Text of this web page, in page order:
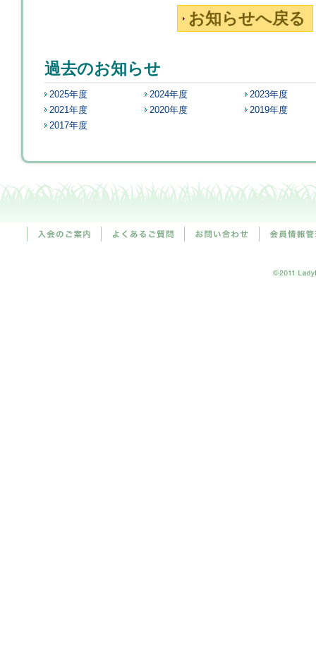
お知らせへ戻る
過去のお知らせ
2025年度 2024年度
2023年度
2021年度
2020年度
2019年度
2017年度